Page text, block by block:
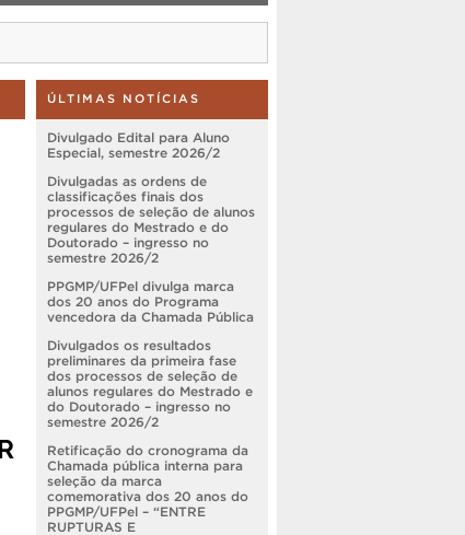
ÚLTIMAS NOTÍCIAS
Divulgado Edital para Aluno
Especial, semestre 2026/2
Divulgadas as ordens de
classificações finais dos
processos de seleção de alunos
regulares do Mestrado e do
Doutorado – ingresso no
semestre 2026/2
PPGMP/UFPel divulga marca
dos 20 anos do Programa
vencedora da Chamada Pública
Divulgados os resultados
preliminares da primeira fase
dos processos de seleção de
alunos regulares do Mestrado e
do Doutorado – ingresso no
semestre 2026/2
Retificação do cronograma da
Chamada pública interna para
seleção da marca
comemorativa dos 20 anos do
PPGMP/UFPel – “ENTRE
RUPTURAS E